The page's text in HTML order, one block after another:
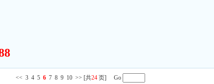
<< 3 4 5 6 7 8 9 10 >> [共24 页] Go